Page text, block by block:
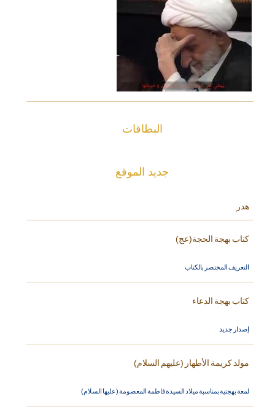
البطاقات
جديد الموقع
هدر
كتاب بهجة الحجة(عج)
التعريف المختصر بالكتاب
كتاب بهجة الدعاء
إصدار جديد
مولد كريمة الأطهار (عليهم السلام)
لمعة بهجتية بمناسبة ميلاد السيدة فاطمة المعصومة (عليها السلام)